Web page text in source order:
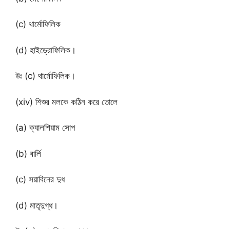
(c) থার্মোফিলিক
(d) হাইড্রোফিলিক।
উঃ (c) থার্মোফিলিক।
(xiv) শিশুর মলকে কঠিন করে তোলে
(a) ক্যালশিয়াম সোপ
(b) বাৰ্লি
(c) সয়াবিনের দুধ
(d) মাতৃদুগ্ধ।